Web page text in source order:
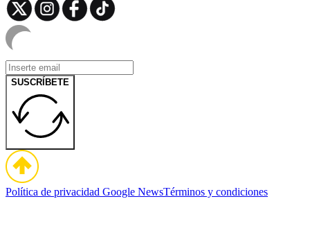
SUSCRÍBETE
Política de privacidad Google NewsTérminos y condiciones